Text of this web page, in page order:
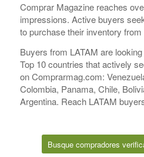
Comprar Magazine reaches
impressions. Active buyers
to purchase their inventory
Buyers from LATAM are
Top 10 countries that actively
on Comprarmag.com:
Colombia, Panama, Chile,
Argentina. Reach LATAM
Busque compradores